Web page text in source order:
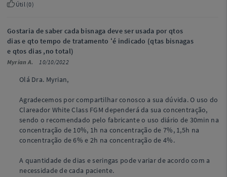
Útil (0)
Gostaria de saber cada bisnaga deve ser usada por qtos
dias e qto tempo de tratamento ‘é indicado (qtas bisnagas
e qtos dias ,no total)
Myrian A. 10/10/2022
Olá Dra. Myrian,
Agradecemos por compartilhar conosco a sua dúvida. O uso do
Clareador White Class FGM dependerá da sua concentração,
sendo o recomendado pelo fabricante o uso diário de 30min na
concentração de 10%, 1h na concentração de 7%, 1,5h na
concentração de 6% e 2h na concentração de 4%.
A quantidade de dias e seringas pode variar de acordo com a
necessidade de cada paciente.